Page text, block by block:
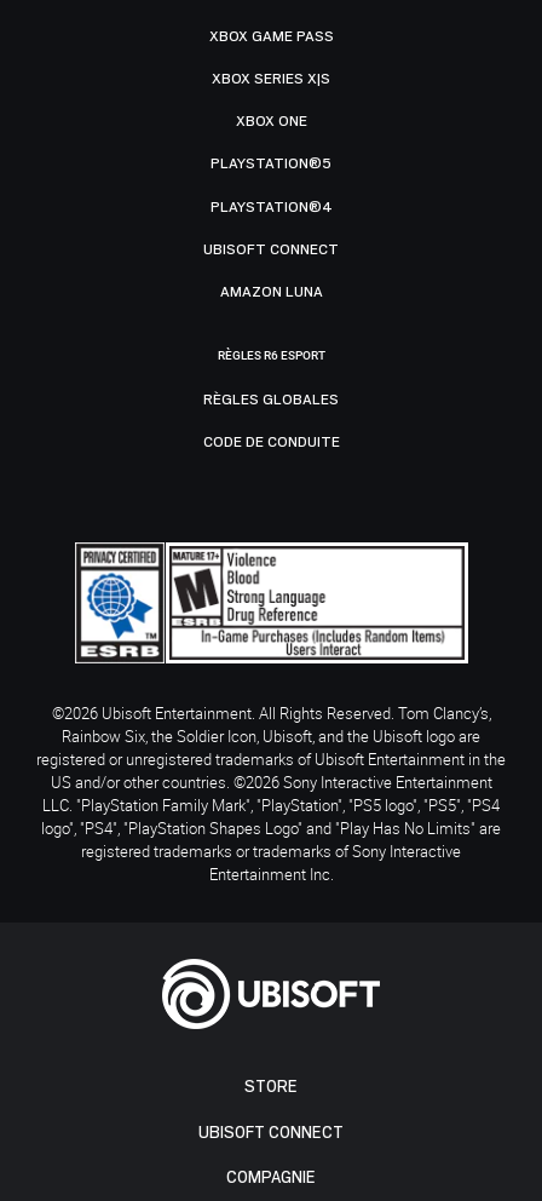
STORE
UBISOFT CONNECT
COMPAGNIE
XBOX GAME PASS
XBOX SERIES X|S
XBOX ONE
PLAYSTATION®5
PLAYSTATION®4
UBISOFT CONNECT
AMAZON LUNA
RÈGLES R6 ESPORT
RÈGLES GLOBALES
CODE DE CONDUITE
©2026 Ubisoft Entertainment. All Rights Reserved. Tom Clancy’s,
Rainbow Six, the Soldier Icon, Ubisoft, and the Ubisoft logo are
registered or unregistered trademarks of Ubisoft Entertainment in the
US and/or other countries. ©2026 Sony Interactive Entertainment
LLC. "PlayStation Family Mark", "PlayStation", "PS5 logo", "PS5", "PS4
logo", "PS4", "PlayStation Shapes Logo" and "Play Has No Limits" are
registered trademarks or trademarks of Sony Interactive
Entertainment Inc.